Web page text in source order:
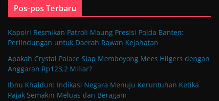
Pos-pos Terbaru
Kapolri Resmikan Patroli Maung Presisi Polda Banten:
Perlindungan untuk Daerah Rawan Kejahatan
Apakah Crystal Palace Siap Memboyong Mees Hilgers dengan
Anggaran Rp123,2 Miliar?
Ibnu Khaldun: Indikasi Negara Menuju Keruntuhan Ketika
Pajak Semakin Meluas dan Beragam